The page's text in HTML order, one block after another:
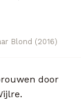
Blond (2016)
door